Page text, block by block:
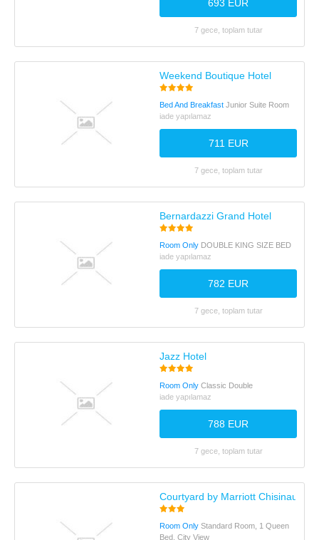
693 EUR
7 gece, toplam tutar
Weekend Boutique Hotel
Bed And Breakfast Junior Suite Room
iade yapılamaz
711 EUR
7 gece, toplam tutar
Bernardazzi Grand Hotel
Room Only DOUBLE KING SIZE BED
iade yapılamaz
782 EUR
7 gece, toplam tutar
Jazz Hotel
Room Only Classic Double
iade yapılamaz
788 EUR
7 gece, toplam tutar
Courtyard by Marriott Chisinau
Room Only Standard Room, 1 Queen
Bed, City View